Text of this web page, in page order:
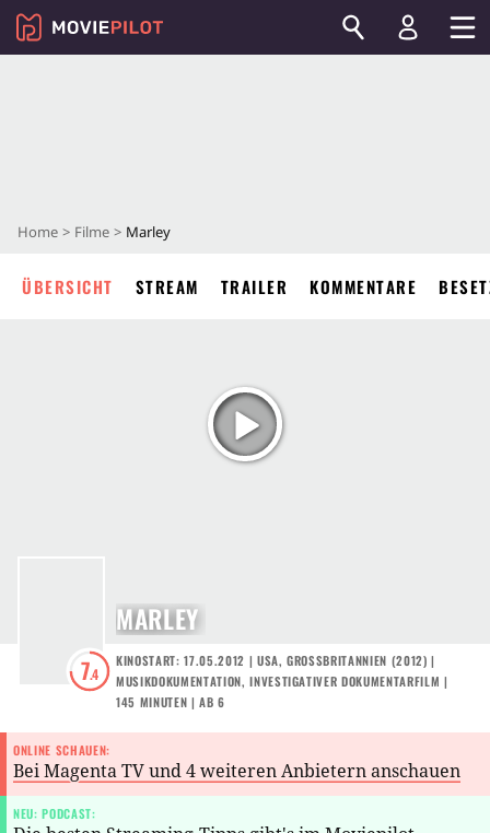
Home Filme Marley
ÜBERSICHT STREAM TRAILER KOMMENTARE
7.4
MARLEY
KINOSTART: 17.05.2012 | USA,GROSSBRITANNIEN (2012) |
MUSIKDOKUMENTATION,INVESTIGATIVER DOKUMENTARFILM |
145 MINUTEN |AB 6
ONLINE SCHAUEN:
Bei Magenta TV und 4 weiteren Anbietern anschauen
NEU: PODCAST: